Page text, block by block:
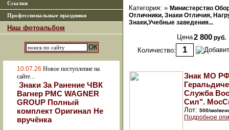
Ссылки
Профессиональные праздники
Наш фотоальбом
10.07.26 Новое поступление на
сайте...
Знаки За Ранение ЧВК
Вагнер РМС WAGNER
GROUP Полный
комплект Оригинал Не
вручёнка
Категория: » Министерство
Отличники, Знаки Отличия,
Знаки,Учебные заведения...
Цена2 800 руб.
Количество:
Знак МО
Служба
Сил".
Лот: 500/мо/
Подробное